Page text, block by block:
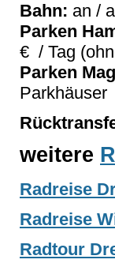
Bahn: an /
Parken
€ / Tag
Parken
Parkhäuser
weitere
Radreise
Radreise
Radtour